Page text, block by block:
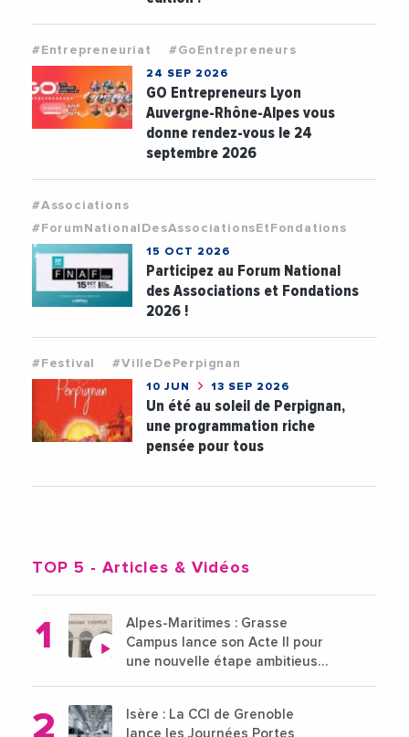
#Entrepreneuriat #GoEntrepreneurs
24 SEP 2026
GO Entrepreneurs Lyon
Auvergne-Rhône-Alpes vous
donne rendez-vous le 24
septembre 2026
#Associations
#ForumNationalDesAssociationsEtFondations
15 OCT 2026
Participez au Forum National
des Associations et Fondations
2026 !
#Festival #VilleDePerpignan
10 JUN 13 SEP 2026
Un été au soleil de Perpignan,
une programmation riche
pensée pour tous
TOP 5 - Articles & Vidéos
Alpes-Maritimes : Grasse
Campus lance son Acte II pour
une nouvelle étape ambitieuse
Isère : La CCI de Grenoble
lance les Journées Portes